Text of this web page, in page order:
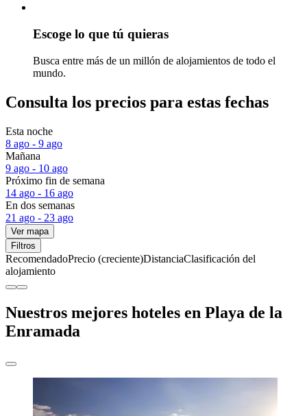
Escoge lo que tú quieras
Busca entre más de un millón de alojamientos de todo el
mundo.
Consulta los precios para estas fechas
Esta noche
8 ago - 9 ago
Mañana
9 ago - 10 ago
Próximo fin de semana
14 ago - 16 ago
En dos semanas
21 ago - 23 ago
Ver mapa
Filtros
RecomendadoPrecio (creciente)DistanciaClasificación del
alojamiento
Nuestros mejores hoteles en Playa de la
Enramada